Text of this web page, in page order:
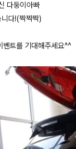
다둥이아빠
다!(짝짝짝)
벤트를 기대해주세요^^